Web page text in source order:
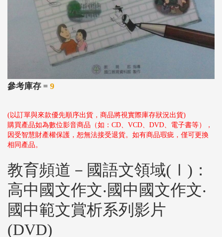
參考庫存 = 9
(以訂單與來款優先順序出貨，商品將視實際庫存狀況出貨)
購買產品如為數位影音商品（如：CD、VCD、DVD、電子書等），
因受智慧財產權保護，恕無法接受退貨。如有商品瑕疵，僅可更換
相同產品。
教育頻道－國語文領域(Ⅰ)：
高中國文作文‧國中國文作文‧
國中範文賞析系列影片
(DVD)